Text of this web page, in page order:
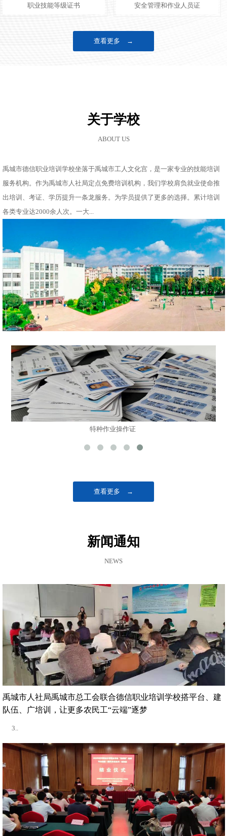
职业技能等级证书 安全管理和作业人员证
查看更多 →
关于学校
ABOUT US
禹城市德信职业培训学校坐落于禹城市工人文化宫，是一家专业的技能培训
服务机构。作为禹城市人社局定点免费培训机构，我们学校肩负就业使命推
出培训、考证、学历提升一条龙服务。为学员提供了更多的选择。累计培训
各类专业达2000余人次。一大...
特种作业操作证
查看更多 →
新闻通知
NEWS
禹城市人社局禹城市总工会联合德信职业培训学校搭平台、建
队伍、广培训，让更多农民工“云端”逐梦
3..